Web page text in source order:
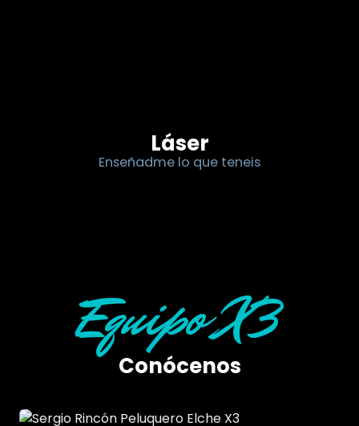
Láser
Enseñadme lo que teneis
Equipo X3
Conócenos